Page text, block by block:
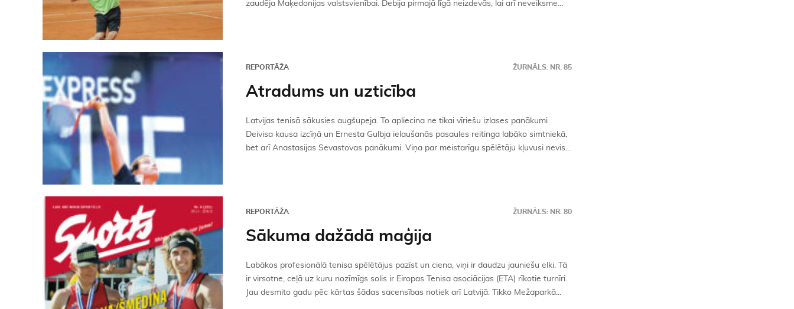
zaudēja Maķedonijas valstsvienībai. Debija pirmajā līgā neizdevās, lai arī neveiksme...
REPORTĀŽA ŽURNĀLS: NR. 85
Atradums un uzticība
Latvijas tenisā sākusies augšupeja. To apliecina ne tikai vīriešu izlases panākumi
Deivisa kausa izcīņā un Ernesta Gulbja ielaušanās pasaules reitinga labāko simtniekā,
bet arī Anastasijas Sevastovas panākumi. Viņa par meistarīgu spēlētāju kļuvusi nevis...
REPORTĀŽA ŽURNĀLS: NR. 80
Sākuma dažādā maģija
Labākos profesionālā tenisa spēlētājus pazīst un ciena, viņi ir daudzu jauniešu elki. Tā
ir virsotne, ceļā uz kuru nozīmīgs solis ir Eiropas Tenisa asociācijas (ETA) rīkotie turnīri.
Jau desmito gadu pēc kārtas šādas sacensības notiek arī Latvijā. Tikko Mežaparkā...